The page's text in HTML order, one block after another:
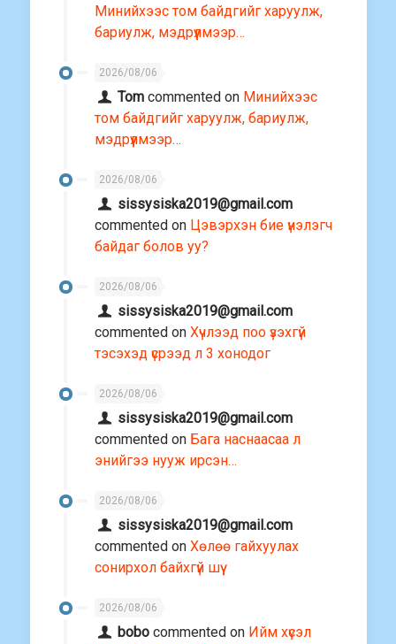
Минийхээс том байдгийг харуулж,
бариулж, мэдрүүлмээр…
2026/08/06
Tom commented on Минийхээс
том байдгийг харуулж, бариулж,
мэдрүүлмээр…
2026/08/06
sissysiska2019@gmail.com
commented on Цэвэрхэн бие үнэлэгч
байдаг болов уу?
2026/08/06
sissysiska2019@gmail.com
commented on Хүчлээд поо үзэхгүй
тэсэхэд үсрээд л 3 хонодог
2026/08/06
sissysiska2019@gmail.com
commented on Бага наснаасаа л
энийгээ нууж ирсэн…
2026/08/06
sissysiska2019@gmail.com
commented on Хөлөө гайхуулах
сонирхол байхгүй шүү
2026/08/06
bobo commented on Ийм хүсэл